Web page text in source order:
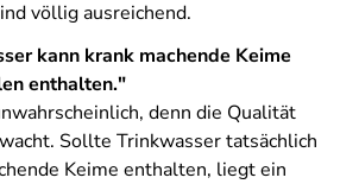
völlig ausreichend.
kann krank machende Keime
enthalten."
denn die Qualität
Sollte Trinkwasser tatsächlich
Keime enthalten, liegt ein